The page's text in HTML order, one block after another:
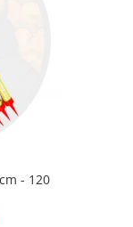
- 120